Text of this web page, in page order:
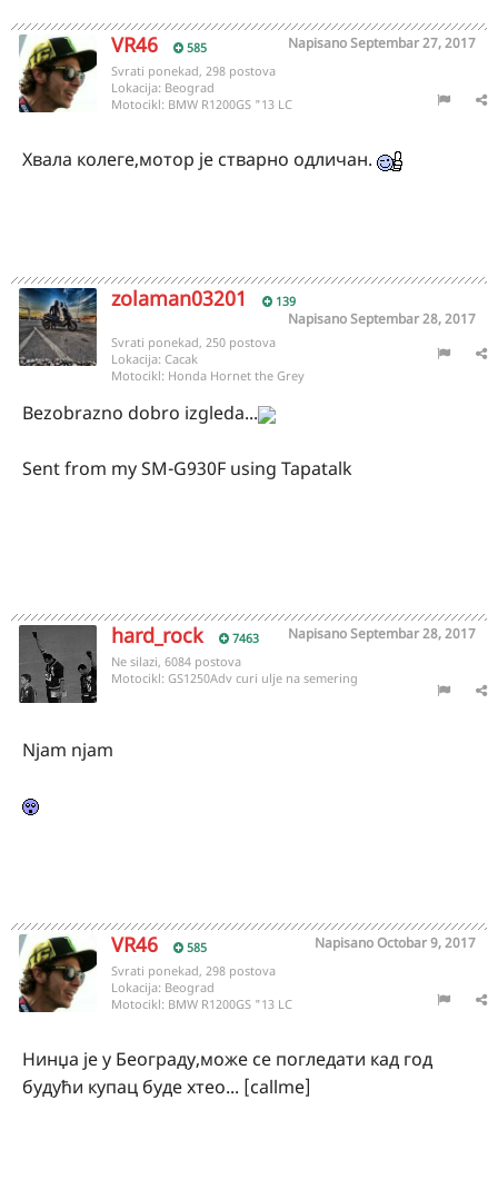
VR46 585 NapisanoSeptembar 27, 2017
Svrati ponekad, 298 postova
Lokacija: Beograd
Motocikl: BMW R1200GS "13 LC
Хвала колеге,мотор је стварно одличан.
zolaman03201 139
NapisanoSeptembar 28, 2017
Svrati ponekad, 250 postova
Lokacija: Cacak
Motocikl: Honda Hornet the Grey
Bezobrazno dobro izgleda...
Sent from my SM-G930F using Tapatalk
hard_rock 7463 NapisanoSeptembar 28, 2017
Ne silazi, 6084 postova
Motocikl: GS1250Adv curi ulje na semering
Njam njam
VR46 585 NapisanoOctobar 9, 2017
Svrati ponekad, 298 postova
Lokacija: Beograd
Motocikl: BMW R1200GS "13 LC
Нинџа је у Београду,може се погледати кад год
будући купац буде хтео... [callme]